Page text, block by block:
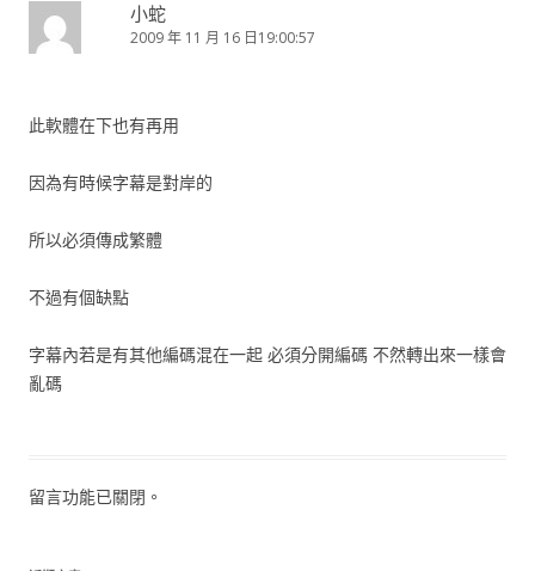
小蛇
2009 年 11 月 16 日19:00:57
此軟體在下也有再用
因為有時候字幕是對岸的
所以必須傳成繁體
不過有個缺點
字幕內若是有其他編碼混在一起 必須分開編碼 不然轉出來一樣會
亂碼
留言功能已關閉。